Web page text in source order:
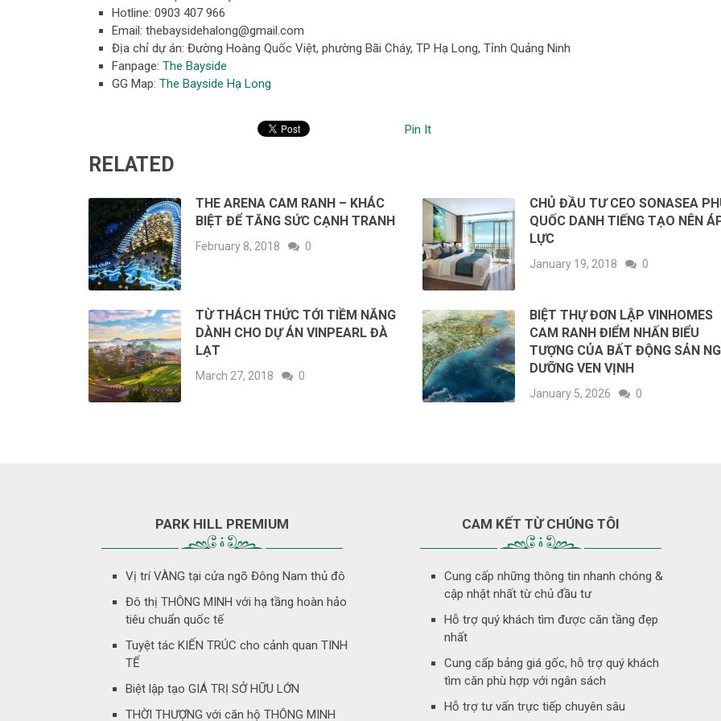
Hotline: 0903 407 966
Email: thebaysidehalong@gmail.com
Địa chỉ dự án: Đường Hoàng Quốc Việt, phường Bãi Cháy, TP Hạ Long, Tỉnh Quảng Ninh
Fanpage: The Bayside
GG Map: The Bayside Hạ Long
Pin It
RELATED
THE ARENA CAM RANH – KHÁC
BIỆT ĐỂ TĂNG SỨC CẠNH TRANH
February 8, 2018 0
CHỦ ĐẦU TƯ CEO SONASEA
QUỐC DANH TIẾNG TẠO NÊN
LỰC
January 19, 2018 0
TỪ THÁCH THỨC TỚI TIỀM NĂNG
DÀNH CHO DỰ ÁN VINPEARL ĐÀ
LẠT
March 27, 2018 0
BIỆT THỰ ĐƠN LẬP VINHOMES
CAM RANH ĐIỂM NHẤN BIỂU
TƯỢNG CỦA BẤT ĐỘNG SẢN
DƯỠNG VEN VỊNH
January 5, 2026 0
PARK HILL PREMIUM
Vị trí VÀNG tại cửa ngõ Đông Nam thủ đô
Đô thị THÔNG MINH với hạ tầng hoàn hảo
tiêu chuẩn quốc tế
Tuyệt tác KIẾN TRÚC cho cảnh quan TINH
TẾ
Biệt lập tạo GIÁ TRỊ SỞ HỮU LỚN
THỜI THƯỢNG với căn hộ THÔNG MINH
CAM KẾT TỪ CHÚNG TÔI
Cung cấp những thông tin nhanh chóng &
cập nhật nhất từ chủ đầu tư
Hỗ trợ quý khách tìm được căn tầng đẹp
nhất
Cung cấp bảng giá gốc, hỗ trợ quý khách
tìm căn phù hợp với ngân sách
Hỗ trợ tư vấn trực tiếp chuyên sâu